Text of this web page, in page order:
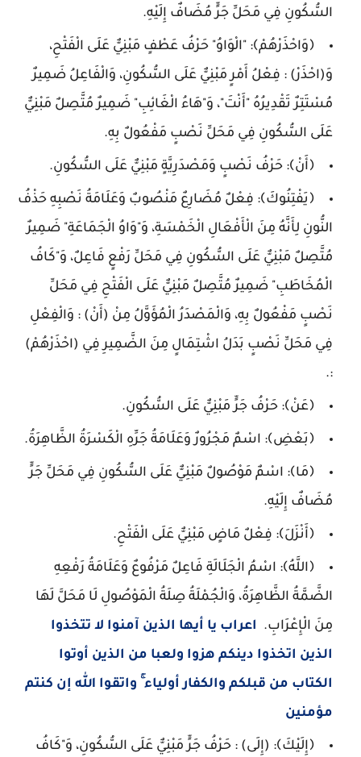
السُّكُونِ فِي مَحَلِّ جَرٍّ مُضَافٌ إِلَيْهِ.
﴿وَاحْذَرْهُمْ﴾: "الْوَاوُ" حَرْفُ عَطْفٍ مَبْنِيٌّ عَلَى الْفَتْحِ،
وَ(احْذَرْ) : فِعْلُ أَمْرٍ مَبْنِيٌّ عَلَى السُّكُونِ، وَالْفَاعِلُ ضَمِيرٌ
مُسْتَتِرٌ تَقْدِيرُهُ "أَنْتَ"، وَ"هَاءُ الْغَائِبِ" ضَمِيرٌ مُتَّصِلٌ مَبْنِيٌّ
عَلَى السُّكُونِ فِي مَحَلِّ نَصْبٍ مَفْعُولٌ بِهِ.
﴿أَنْ﴾: حَرْفُ نَصْبٍ وَمَصْدَرِيَّةٍ مَبْنِيٌّ عَلَى السُّكُونِ.
﴿يَفْتِنُوكَ﴾: فِعْلٌ مُضَارِعٌ مَنْصُوبٌ وَعَلَامَةُ نَصْبِهِ حَذْفُ
النُّونِ لِأَنَّهُ مِنَ الْأَفْعَالِ الْخَمْسَةِ، وَ"وَاوُ الْجَمَاعَةِ" ضَمِيرٌ
مُتَّصِلٌ مَبْنِيٌّ عَلَى السُّكُونِ فِي مَحَلِّ رَفْعٍ فَاعِلٌ، وَ"كَافُ
الْمُخَاطَبِ" ضَمِيرٌ مُتَّصِلٌ مَبْنِيٌّ عَلَى الْفَتْحِ فِي مَحَلِّ
نَصْبٍ مَفْعُولٌ بِهِ، وَالْمَصْدَرُ الْمُؤَوَّلُ مِنْ (أَنْ) : وَالْفِعْلِ
فِي مَحَلِّ نَصْبٍ بَدَلُ اشْتِمَالٍ مِنَ الضَّمِيرِ فِي (احْذَرْهُمْ)
:.
﴿عَنْ﴾: حَرْفُ جَرٍّ مَبْنِيٌّ عَلَى السُّكُونِ.
﴿بَعْضِ﴾: اسْمٌ مَجْرُورٌ وَعَلَامَةُ جَرِّهِ الْكَسْرَةُ الظَّاهِرَةُ.
﴿مَا﴾: اسْمٌ مَوْصُولٌ مَبْنِيٌّ عَلَى السُّكُونِ فِي مَحَلِّ جَرٍّ
مُضَافٌ إِلَيْهِ.
﴿أَنْزَلَ﴾: فِعْلٌ مَاضٍ مَبْنِيٌّ عَلَى الْفَتْحِ.
﴿اللَّهُ﴾: اسْمُ الْجَلَالَةِ فَاعِلٌ مَرْفُوعٌ وَعَلَامَةُ رَفْعِهِ
الضَّمَّةُ الظَّاهِرَةُ، وَالْجُمْلَةُ صِلَةُ الْمَوْصُولِ لَا مَحَلَّ لَهَا
مِنَ الْإِعْرَابِ.
اعراب يا أيها الذين آمنوا لا تتخذوا
الذين اتخذوا دينكم هزوا ولعبا من الذين أوتوا
الكتاب من قبلكم والكفار أولياء ۚ واتقوا الله إن كنتم
مؤمنين
﴿إِلَيْكَ﴾: (إِلَى) : حَرْفُ جَرٍّ مَبْنِيٌّ عَلَى السُّكُونِ، وَ"كَافُ